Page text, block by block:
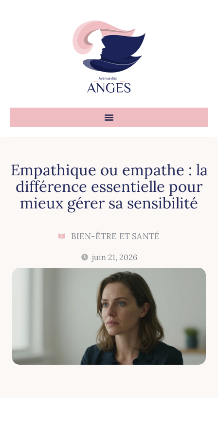
Empathique ou empathe : la
différence essentielle pour
mieux gérer sa sensibilité
BIEN-ÊTRE ET SANTÉ
juin 21, 2026